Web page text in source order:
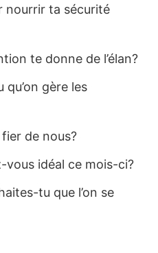
nourrir ta sécurité
te donne de l’élan?
gère les
de nous?
vous idéal ce mois-ci?
tu que l’on se